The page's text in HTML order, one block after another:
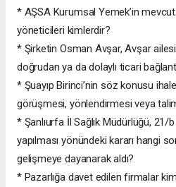
* AŞSA Kurumsal Yemek’in
yöneticileri kimlerdir?
* Şirketin Osman Avşar, Avşar
doğrudan ya da dolaylı ticari
* Şuayıp Birinci’nin söz konusu
görüşmesi, yönlendirmesi veya
* Şanlıurfa İl Sağlık Müdürlüğü, 21/
yapılması yönündeki kararı hangi
gelişmeye dayanarak aldı?
* Pazarlığa davet edilen firmalar